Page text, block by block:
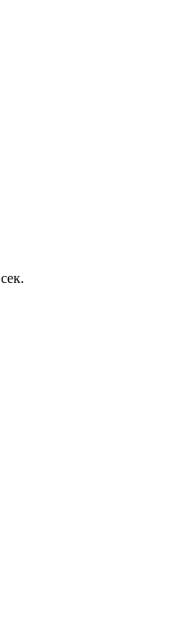
сек.